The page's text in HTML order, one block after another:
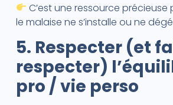
C’est une ressource
le malaise ne s’installe ou ne
5. Respecter (et
respecter)
pro / vie perso